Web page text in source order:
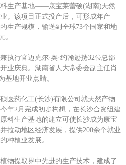
生产基地——康宝莱蕾硕(湖南)天然
。该项目正式投产后，可形成年产
生产规模，输送到全球73个国家和地
。
执行官迈克尔·奥·约翰逊携32位总部
业庆典。湖南省人大常委会副主任肖
基地开业点睛。
医药化工(长沙)有限公司就天然产物
年2月完成初步构想，在长沙合资组建
料生产基地的建立可使长沙成为康宝
拉动地区经济发展，提供200余个就业
种植业发展。
物提取界中先进的生产技术，建成了